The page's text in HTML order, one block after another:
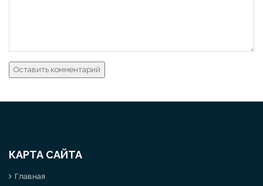
КАРТА САЙТА
Главная